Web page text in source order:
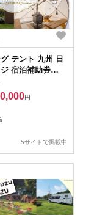
テント 九州 日
宿泊補助券
向ヴイレッジ
市 452061070] ア
ンプ ドッグラ
ナ レジャー
円
5サイトで掲載中